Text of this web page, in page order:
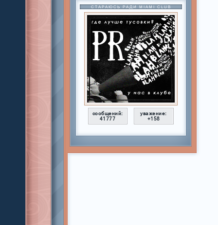
СТАРАЮСЬ РАДИ MIAMI CLUB
сообщений:
41777
уважение:
+158